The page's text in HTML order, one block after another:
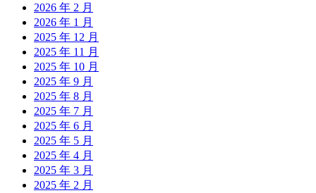
2026 年 2 月
2026 年 1 月
2025 年 12 月
2025 年 11 月
2025 年 10 月
2025 年 9 月
2025 年 8 月
2025 年 7 月
2025 年 6 月
2025 年 5 月
2025 年 4 月
2025 年 3 月
2025 年 2 月